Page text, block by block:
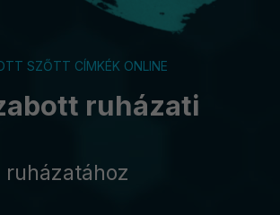
SZŐTT CÍMKÉK ONLINE
ruházati
ruházatához